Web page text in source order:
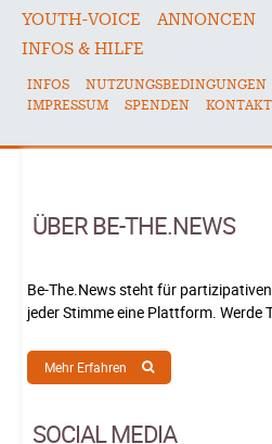
YOUTH-VOICE
ANNONCEN
INFOS & HILFE
INFOS NUTZUNGSBEDINGUNGEN
IMPRESSUM
SPENDEN KONTAKT
ÜBER BE-THE.NEWS
Be-The.News steht für
jeder Stimme eine Plattform. Werde
Mehr Erfahren
SOCIAL MEDIA